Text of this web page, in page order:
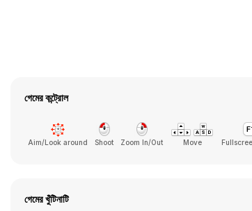
গেমের কন্ট্রোল
Aim/Look around Shoot Zoom In/Out Move
গেমের খুঁটিনাটি